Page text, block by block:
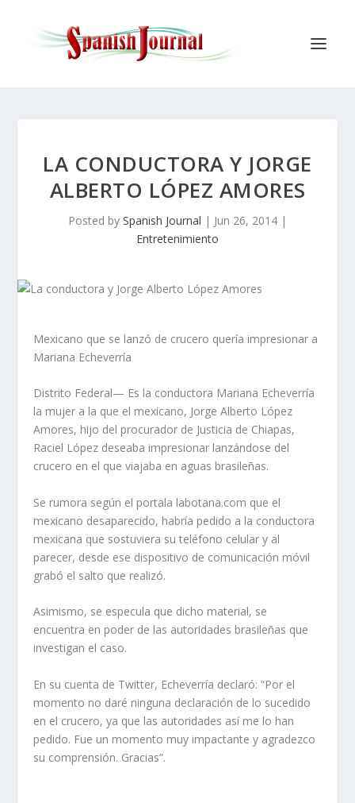
LA CONDUCTORA Y JORGE
ALBERTO LÓPEZ AMORES
Posted by Spanish Journal | Jun 26, 2014 |
Entretenimiento
Mexicano que se lanzó de crucero quería impresionar a
Mariana Echeverría
Distrito Federal— Es la conductora Mariana Echeverría
la mujer a la que el mexicano, Jorge Alberto López
Amores, hijo del procurador de Justicia de Chiapas,
Raciel López deseaba impresionar lanzándose del
crucero en el que viajaba en aguas brasileñas.
Se rumora según el portala labotana.com que el
mexicano desaparecido, habría pedido a la conductora
mexicana que sostuviera su teléfono celular y al
parecer, desde ese dispositivo de comunicación móvil
grabó el salto que realizó.
Asimismo, se especula que dicho material, se
encuentra en poder de las autoridades brasileñas que
investigan el caso.
En su cuenta de Twitter, Echeverría declaró: “Por el
momento no daré ninguna declaración de lo sucedido
en el crucero, ya que las autoridades así me lo han
pedido. Fue un momento muy impactante y agradezco
su comprensión. Gracias”.